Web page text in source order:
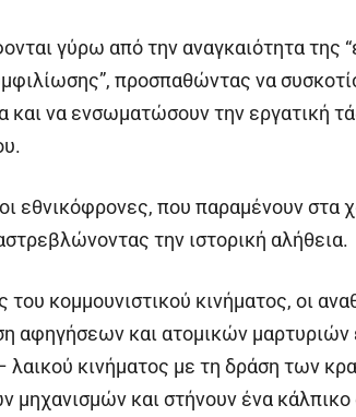
γύρω από την αναγκαιότητα της
προσπαθώντας να
και να ενσωματώσουν την εργατική
εθνικόφρονες, που παραμένουν στα
την ιστορική αλήθεια.
του κομμουνιστικού κινήματος, οι
αφηγήσεων και ατομικών μαρτυριών
λαικού κινήματος με τη δράση των
μηχανισμών και στήνουν ένα κάλπικο